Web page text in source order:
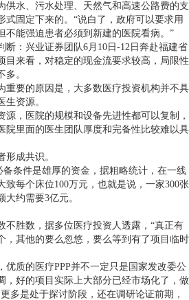
供水、污水处理、天然气和高速公路费的支
式固定下来的。“说白了，政府可以要求用
不能强迫患者必须到新建的医院看病。”
断：兴业证券团队6月10日-12日奔赴福建省
目来看，对稳定的现金流要求较高，局限性
。
重要的原因是，大多数医疗投资机构并不具
资源。
源，医院的规模和设备先进性都可以复制，
院里面的医生团队厚度和完备性比较难以具
形成共识。
备条件是雄厚的资金，据粗略统计，在一线
致每个床位100万元，也就是说，一家300张
约需要3亿元。
不胜数，据多位医疗投资人透露，“真正有
，其他的要么忽悠，要么等到有了项目临时
优质的医疗PPP并不一定只是国家发改委公
，好的项目实际上大部分已经市场化了，做
多是处于探讨阶段，还在调研论证前期，